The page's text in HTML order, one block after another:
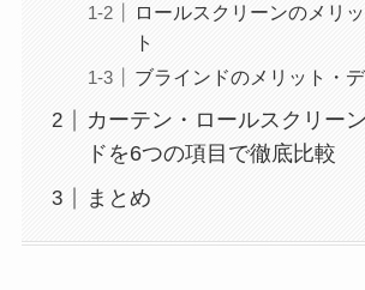
ロールスクリーンのメリ
ト
ブラインドのメリット・
カーテン・ロールスクリー
ドを6つの項目で徹底比較
まとめ